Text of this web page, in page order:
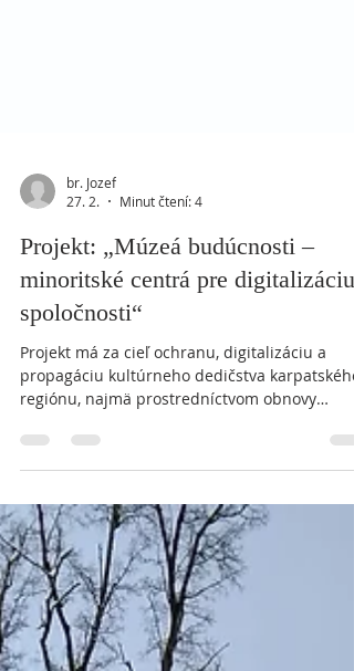
br. Jozef
27. 2.
Minut čtení: 4
Projekt: „Múzeá budúcnosti –
minoritské centrá pre digitalizáciu
spoločnosti“
Projekt má za cieľ ochranu, digitalizáciu a
regiónu, najmä prostredníctvom obnovy
historických sakrálnych objektov spojených s
dejinami a kultúrou minoritov (Kostol
Navštívenia Panny Márie v Krosne, Kostol
Ducha Svätého v Levoči a Kostol sv. Ladislava v
Spišskom Štvrtku – Kaplnka Nanebovzatia
Panny Márie) a vytvorenia kultúrnych